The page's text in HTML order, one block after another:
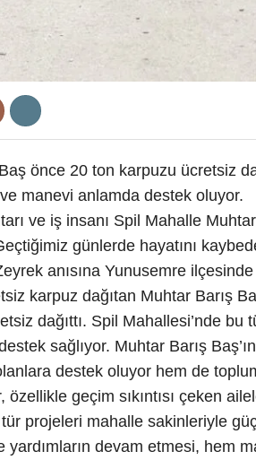
önce 20 ton karpuzu ücretsiz
manevi anlamda destek oluyor.
ve iş insanı Spil Mahalle
günlerde hayatını
anısına Yunusemre
karpuz dağıtan Muhtar Barış
dağıttı. Spil Mahallesi’nde bu
sağlıyor. Muhtar Barış
destek oluyor hem de
özellikle geçim sıkıntısı çeken
tür projeleri mahalle sakinleriyle
yardımların devam etmesi, hem